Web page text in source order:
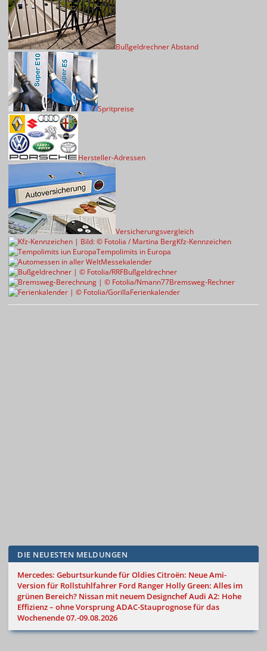
Bußgeldrechner Abstand
Spritpreise
Hersteller-Adressen
Versicherungsvergleich
Kfz-Kennzeichen
Tempolimits in Europa
Messekalender
Bußgeldrechner
Bremsweg-Rechner
Ferienkalender
DIE NEUESTEN MELDUNGEN
Mercedes: Geburtsurkunde für OldiesCitroën: Neue Ami-
Version für Rollstuhlfahrer Ford Ranger Holly Green: Alles im
grünen Bereich? Nissan mit neuem DesignchefAudi A2: Hohe
Effizienz – ohne VorsprungADAC-Stauprognose für das
Wochenende 07.-09.08.2026